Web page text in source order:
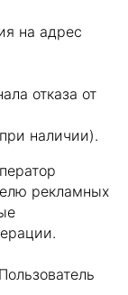
на адрес
отказа от
наличии).
рекламных